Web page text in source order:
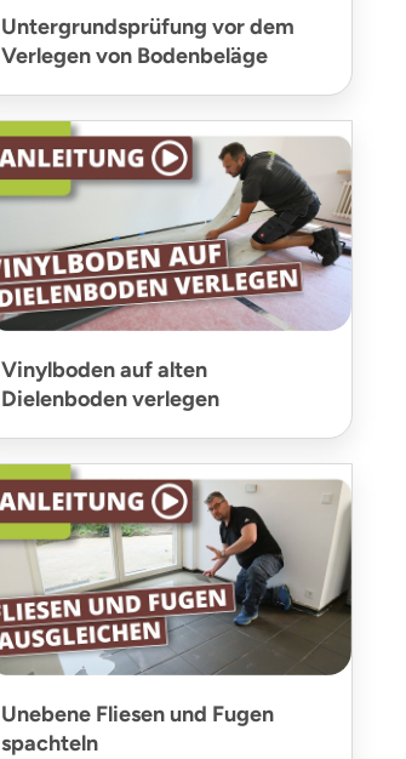
Untergrundsprüfung vor dem
Verlegen von Bodenbeläge
Vinylboden auf alten
Dielenboden verlegen
Unebene Fliesen und Fugen
spachteln